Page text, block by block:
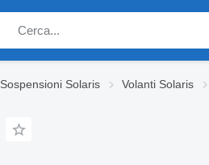
Sospensioni Solaris Volanti Solaris